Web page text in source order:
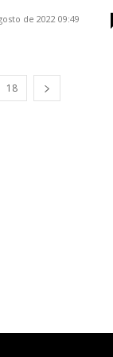
de 2022 09:49
18